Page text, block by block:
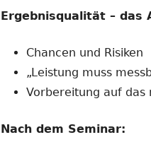
Ergebnisqualität – das
Chancen und Risiken
„Leistung muss
Vorbereitung auf das
Nach dem Seminar: